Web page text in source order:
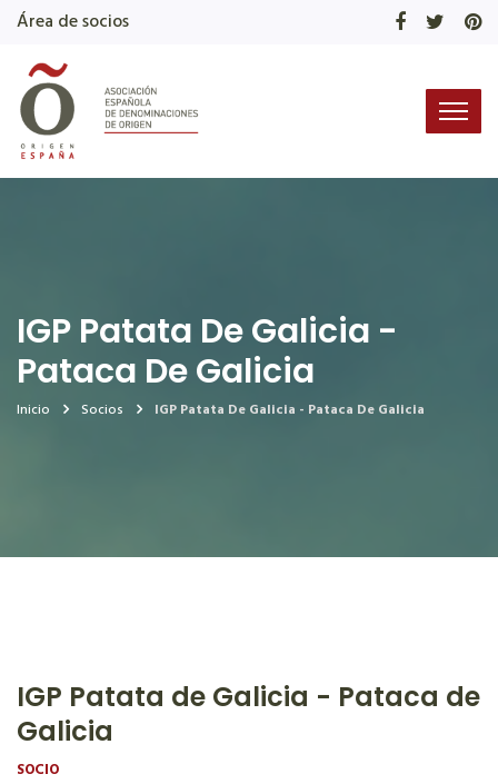
Área de socios
IGP Patata De Galicia -
Pataca De Galicia
Inicio Socios IGP Patata De Galicia - Pataca De Galicia
IGP Patata de Galicia - Pataca de
Galicia
SOCIO